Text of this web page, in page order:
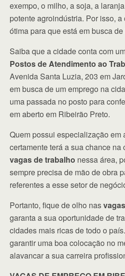
exempo, o milho, a soja, a
potente agroindústria. Por isso,
ótima para que está em busca
Saiba que a cidade conta com
Postos de Atendimento ao
Avenida Santa Luzia, 203 em
em busca de um emprego na
uma passada no posto para
em aberto em Ribeirão Preto.
Quem possui especialização em
certamente terá a sua chance
vagas de trabalho nessa área,
sempre precisa de mão de obra
referentes a esse setor de
Portanto, fique de olho nas
garanta a sua oportunidade de
cidades mais ricas de todo o
garantir uma boa colocação no
alavancar a sua carreira